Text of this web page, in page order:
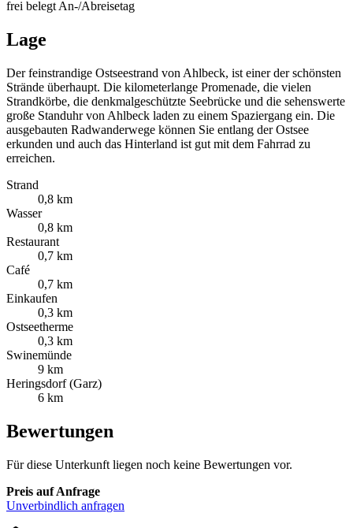
frei belegtAn-/Abreisetag
Lage
Der feinstrandige Ostseestrand von Ahlbeck, ist einer der schönsten
Strände überhaupt. Die kilometerlange Promenade, die vielen
Strandkörbe, die denkmalgeschützte Seebrücke und die sehenswerte
große Standuhr von Ahlbeck laden zu einem Spaziergang ein. Die
ausgebauten Radwanderwege können Sie entlang der Ostsee
erkunden und auch das Hinterland ist gut mit dem Fahrrad zu
erreichen.
Strand
0,8 km
Wasser
0,8 km
Restaurant
0,7 km
Café
0,7 km
Einkaufen
0,3 km
Ostseetherme
0,3 km
Swinemünde
9 km
Heringsdorf (Garz)
6 km
Bewertungen
Für diese Unterkunft liegen noch keine Bewertungen vor.
Preis auf Anfrage
Unverbindlich anfragen